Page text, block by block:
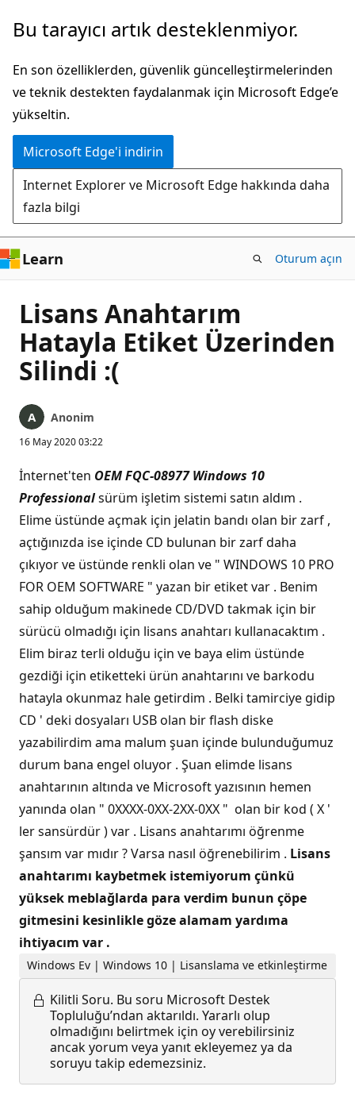
Ana
atla
Bu tarayıcı artık desteklenmiyor.
En son özelliklerden, güvenlik güncelleştirmelerinden
ve teknik destekten faydalanmak için Microsoft Edge’e
yükseltin.
Microsoft Edge'i indirin
Internet Explorer ve Microsoft Edge hakkında daha
fazla bilgi
Learn Oturum açın
Lisans Anahtarım
Hatayla Etiket Üzerinden
Silindi :(
Anonim
16 May 2020 03:22
İnternet'ten OEM FQC-08977 Windows 10
Professionalsürüm işletim sistemi satın aldım .
Elime üstünde açmak için jelatin bandı olan bir zarf ,
açtığınızda ise içinde CD bulunan bir zarf daha
çıkıyor ve üstünde renkli olan ve " WINDOWS 10 PRO
FOR OEM SOFTWARE " yazan bir etiket var . Benim
sahip olduğum makinede CD/DVD takmak için bir
sürücü olmadığı için lisans anahtarı kullanacaktım .
Elim biraz terli olduğu için ve baya elim üstünde
gezdiği için etiketteki ürün anahtarını ve barkodu
hatayla okunmaz hale getirdim . Belki tamirciye gidip
CD ' deki dosyaları USB olan bir flash diske
yazabilirdim ama malum şuan içinde bulunduğumuz
durum bana engel oluyor . Şuan elimde lisans
anahtarının altında ve Microsoft yazısının hemen
yanında olan " 0XXXX-0XX-2XX-0XX " olan bir kod ( X '
ler sansürdür ) var . Lisans anahtarımı öğrenme
şansım var mıdır ? Varsa nasıl öğrenebilirim . Lisans
anahtarımı kaybetmek istemiyorum çünkü
yüksek meblağlarda para verdim bunun çöpe
gitmesini kesinlikle göze alamam yardıma
ihtiyacım var .
Windows Ev | Windows 10 | Lisanslama ve etkinleştirme
Kilitli Soru. Bu soru Microsoft Destek
Topluluğu’ndan aktarıldı. Yararlı olup
olmadığını belirtmek için oy verebilirsiniz
ancak yorum veya yanıt ekleyemez ya da
soruyu takip edemezsiniz.